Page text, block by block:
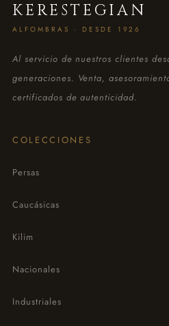
KERESTEGIAN
ALFOMBRAS · DESDE 1926
Al servicio de nuestros clientes
generaciones. Venta,
certificados de autenticidad.
COLECCIONES
Persas
Caucásicas
Kilim
Nacionales
Industriales